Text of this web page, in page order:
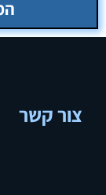
צור קשר